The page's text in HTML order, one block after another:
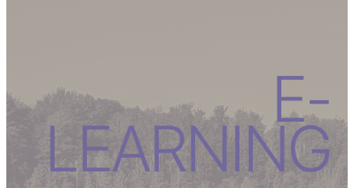
E-
LEARNING